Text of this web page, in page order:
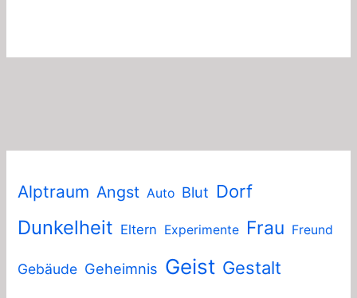
Alptraum Angst Auto Blut Dorf
Dunkelheit Eltern Experimente Frau Freund
Gebäude Geheimnis Geist Gestalt